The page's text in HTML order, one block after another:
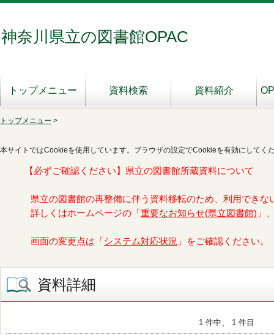
神奈川県立の図書館OPAC
トップメニュー 資料検索 資料紹介
トップメニュー >
本サイトではCookieを使用しています。ブラウザの設定でCookieを有効にしてく
【必ずご確認ください】県立の図書館所蔵資料について
県立の図書館の再整備に伴う資料移転のため、利用できな
詳しくはホームページの「 重要なお知らせ(県立図書館) 」
画面の変更点は「 システム対応状況 」をご確認ください。
資料詳細
1 件中、 1 件目